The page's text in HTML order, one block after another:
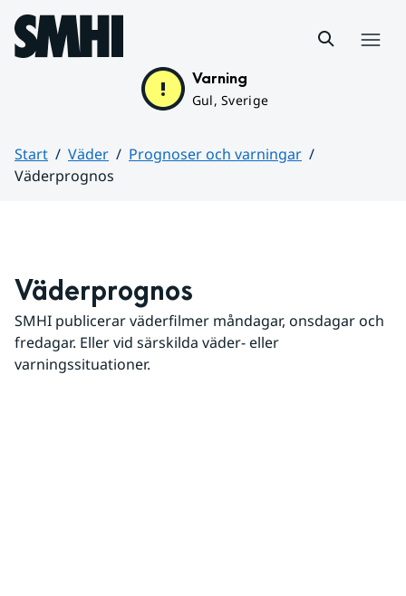
Hoppa till sidans innehåll
Varning
Gul, Sverige
Start Väder
Prognoser och varningar
Väderprognos
Väderprognos
SMHI publicerar väderfilmer måndagar, onsdagar och
fredagar. Eller vid särskilda väder- eller
varningssituationer.